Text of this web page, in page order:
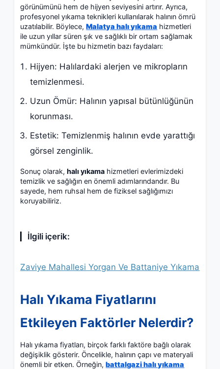
görünümünü hem de hijyen seviyesini artırır. Ayrıca,
profesyonel yıkama teknikleri kullanılarak halının ömrü
uzatılabilir. Böylece,Malatya halı yıkama hizmetleri
ile uzun yıllar süren şık ve sağlıklı bir ortam sağlamak
mümkündür. İşte bu hizmetin bazı faydaları:
Hijyen: Halılardaki alerjen ve mikropların
temizlenmesi.
Uzun Ömür: Halının yapısal bütünlüğünün
korunması.
Estetik: Temizlenmiş halının evde yarattığı
görsel zenginlik.
Sonuç olarak,halı yıkama hizmetleri evlerimizdeki
temizlik ve sağlığın en önemli adımlarındandır. Bu
sayede, hem ruhsal hem de fiziksel sağlığımızı
koruyabiliriz.
İlgili içerik:
Zaviye Mahallesi Yorgan Ve Battaniye Yıkama
Halı Yıkama Fiyatlarını
Etkileyen Faktörler Nelerdir?
Halı yıkama fiyatları, birçok farklı faktöre bağlı olarak
değişiklik gösterir. Öncelikle, halının çapı ve materyali
önemli bir etken. Örneğin,battalgazi halı yıkama